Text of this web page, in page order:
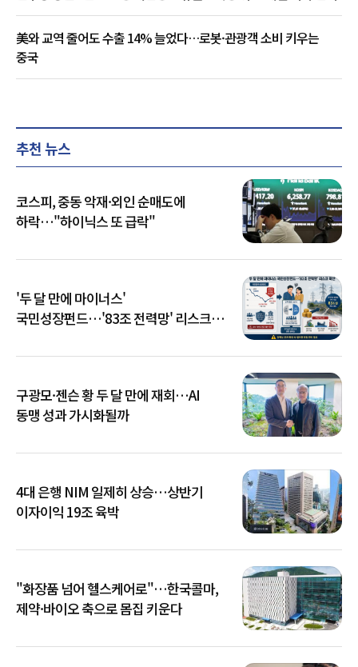
美와 교역 줄어도 수출 14% 늘었다…로봇·관광객 소비 키우는
중국
추천 뉴스
코스피, 중동 악재·외인 순매도에
하락…"하이닉스 또 급락"
'두 달 만에 마이너스'
국민성장펀드…'83조 전력망' 리스크
구광모·젠슨 황 두 달 만에 재회…AI
동맹 성과 가시화될까
4대 은행 NIM 일제히 상승…상반기
이자이익 19조 육박
"화장품 넘어 헬스케어로"…한국콜마,
제약·바이오 축으로 몸집 키운다